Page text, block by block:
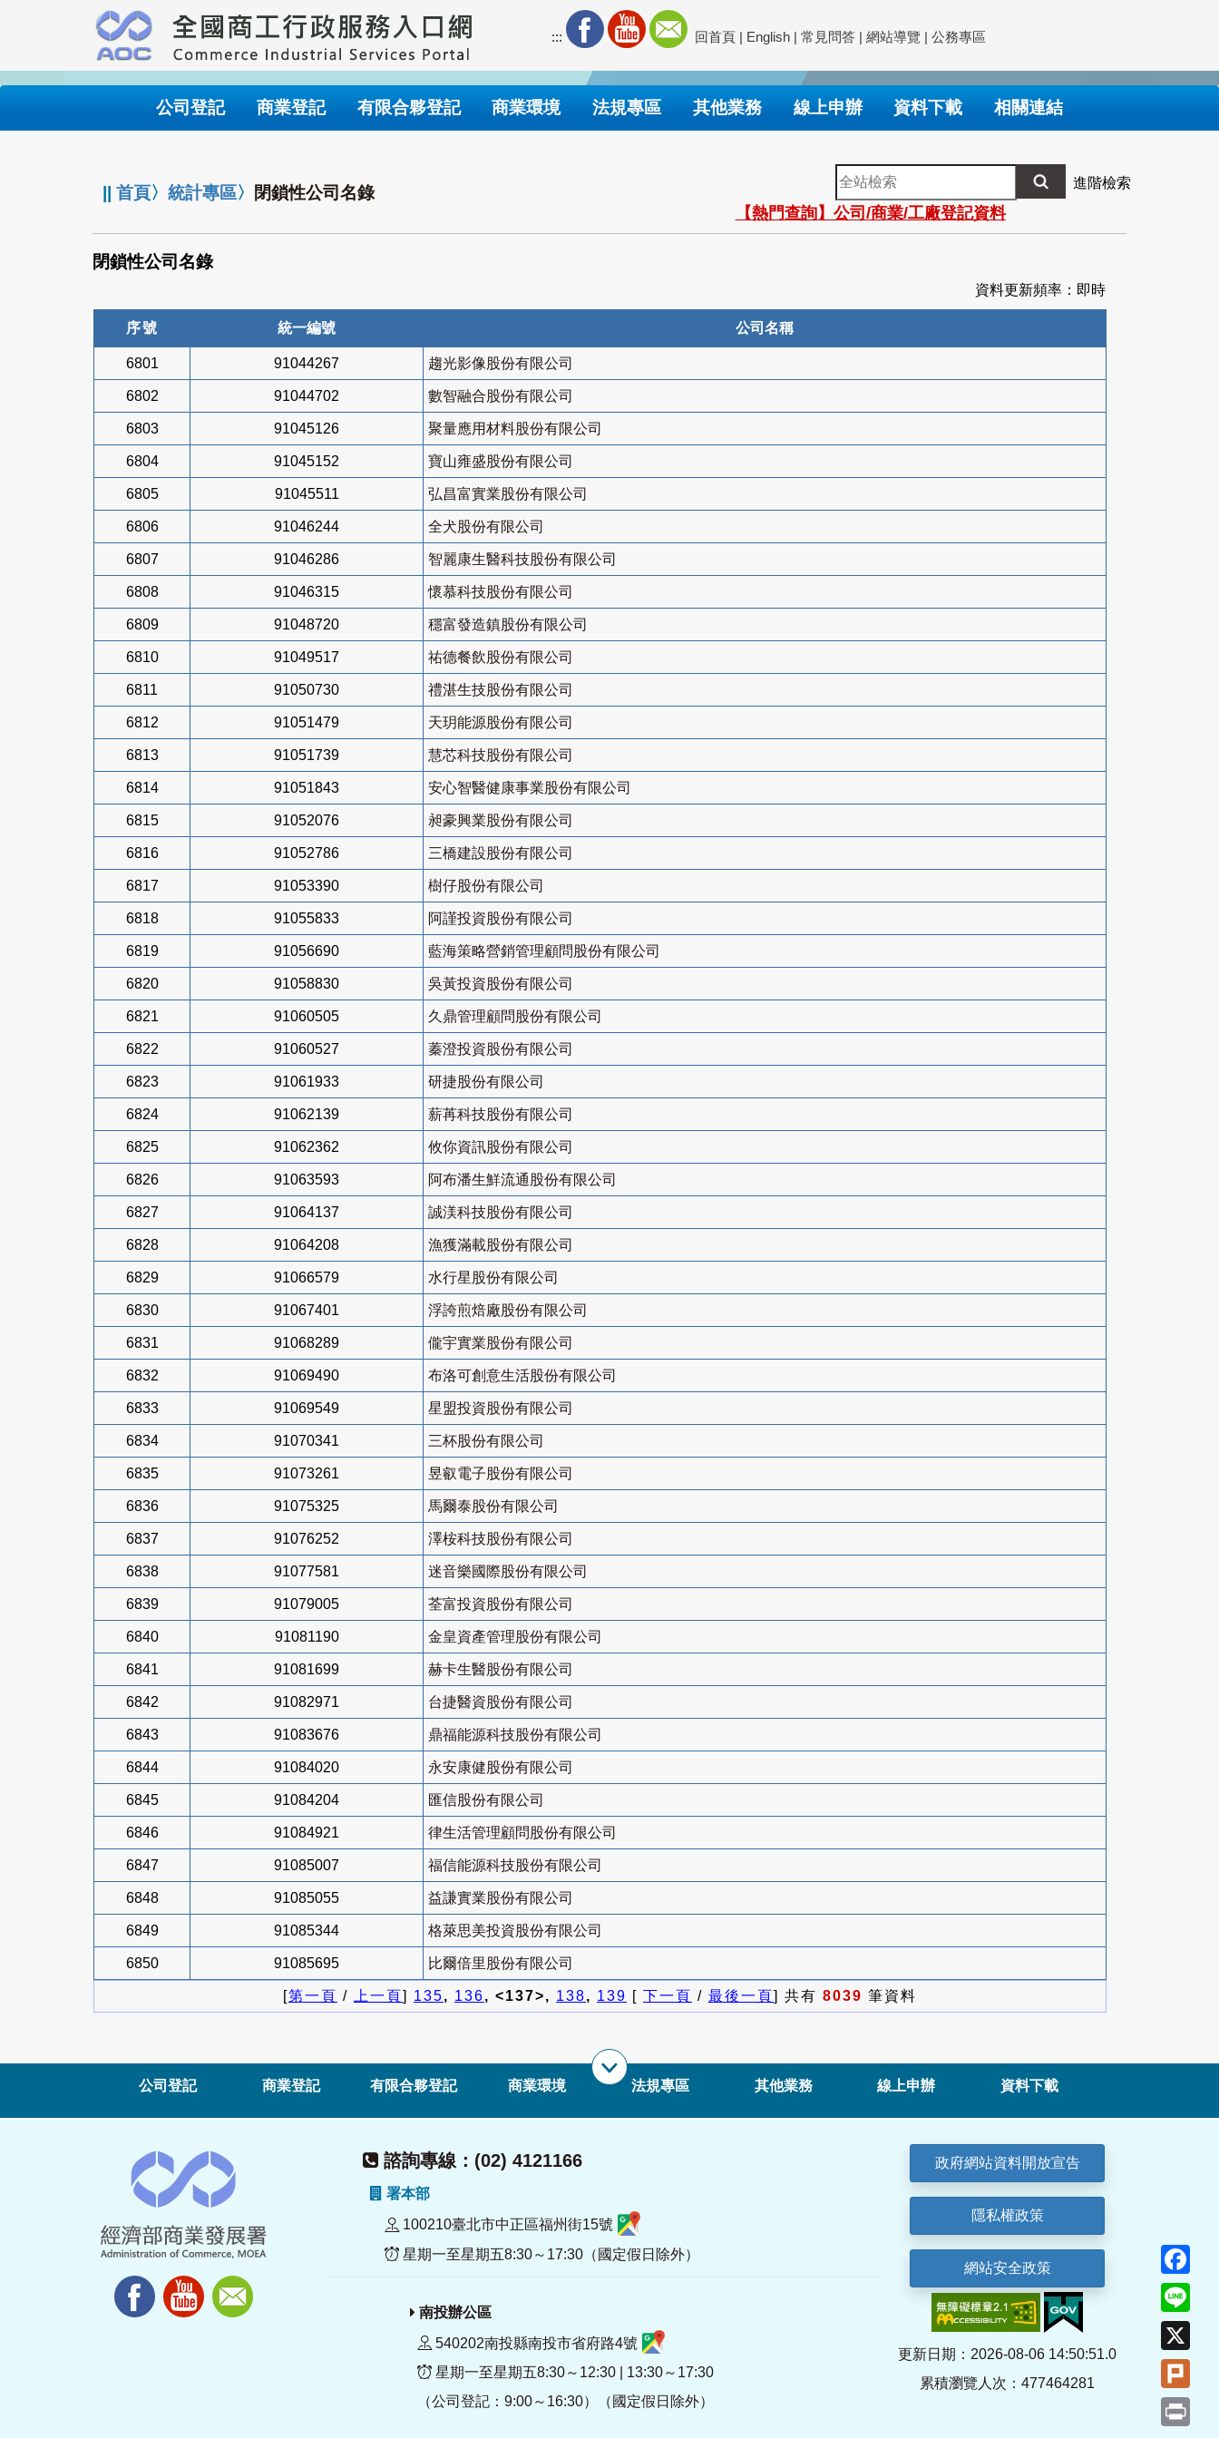
要
內
::: 回首頁 | English | 常見問答 | 網站導覽 | 公務專區
公司登記 商業登記 有限合夥登記 商業環境 法規專區 其他業務 線上申辦 資料下載 相關連結
||首頁〉統計專區〉 閉鎖性公司名錄
全
站
檢
索
進階檢索
【熱門查詢】公司/商業/工廠登記資料
閉鎖性公司名錄
資料更新頻率：即時
序號 統一編號 公司名稱
6801 91044267 趨光影像股份有限公司
6802 91044702 數智融合股份有限公司
6803 91045126 聚量應用材料股份有限公司
6804 91045152 寶山雍盛股份有限公司
6805 91045511 弘昌富實業股份有限公司
6806 91046244 全犬股份有限公司
6807 91046286 智麗康生醫科技股份有限公司
6808 91046315 懷慕科技股份有限公司
6809 91048720 穩富發造鎮股份有限公司
6810 91049517 祐德餐飲股份有限公司
6811 91050730 禮湛生技股份有限公司
6812 91051479 天玥能源股份有限公司
6813 91051739 慧芯科技股份有限公司
6814 91051843 安心智醫健康事業股份有限公司
6815 91052076 昶豪興業股份有限公司
6816 91052786 三橋建設股份有限公司
6817 91053390 樹仔股份有限公司
6818 91055833 阿謹投資股份有限公司
6819 91056690 藍海策略營銷管理顧問股份有限公司
6820 91058830 吳黃投資股份有限公司
6821 91060505 久鼎管理顧問股份有限公司
6822 91060527 蓁澄投資股份有限公司
6823 91061933 研捷股份有限公司
6824 91062139 薪苒科技股份有限公司
6825 91062362 攸你資訊股份有限公司
6826 91063593 阿布潘生鮮流通股份有限公司
6827 91064137 誠渼科技股份有限公司
6828 91064208 漁獲滿載股份有限公司
6829 91066579 水行星股份有限公司
6830 91067401 浮誇煎焙廠股份有限公司
6831 91068289 儱宇實業股份有限公司
6832 91069490 布洛可創意生活股份有限公司
6833 91069549 星盟投資股份有限公司
6834 91070341 三杯股份有限公司
6835 91073261 昱叡電子股份有限公司
6836 91075325 馬爾泰股份有限公司
6837 91076252 澤桉科技股份有限公司
6838 91077581 迷音樂國際股份有限公司
6839 91079005 荃富投資股份有限公司
6840 91081190 金皇資產管理股份有限公司
6841 91081699 赫卡生醫股份有限公司
6842 91082971 台捷醫資股份有限公司
6843 91083676 鼎福能源科技股份有限公司
6844 91084020 永安康健股份有限公司
6845 91084204 匯信股份有限公司
6846 91084921 律生活管理顧問股份有限公司
6847 91085007 福信能源科技股份有限公司
6848 91085055 益謙實業股份有限公司
6849 91085344 格萊思美投資股份有限公司
6850 91085695 比爾倍里股份有限公司
[第一頁 / 上一頁] 135, 136, <137>, 138, 139 [ 下一頁 / 最後一頁] 共有 8039 筆資料
公司登記 商業登記 有限合夥登記 商業環境 法規專區 其他業務 線上申辦 資料下載
諮詢專線：(02) 4121166
署本部
100210臺北市中正區福州街15號
星期一至星期五8:30～17:30（國定假日除外）
南投辦公區
540202南投縣南投市省府路4號
星期一至星期五8:30～12:30 | 13:30～17:30
（公司登記：9:00～16:30）（國定假日除外）
政府網站資料開放宣告
隱私權政策
網站安全政策
更新日期：2026-08-06 14:50:51.0
累積瀏覽人次：477464281